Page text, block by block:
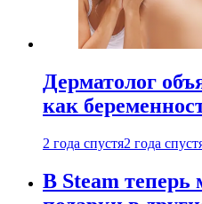
Дерматолог
как
2 года спустя2 года
В Steam теперь